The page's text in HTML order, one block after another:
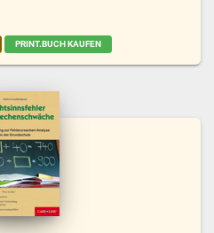
PRINT.BUCH KAUFEN